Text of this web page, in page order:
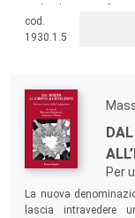
mai sopita attualità
pedagogia”.
cod.
1930.1.5
Per
La nuova
lascia intravedere